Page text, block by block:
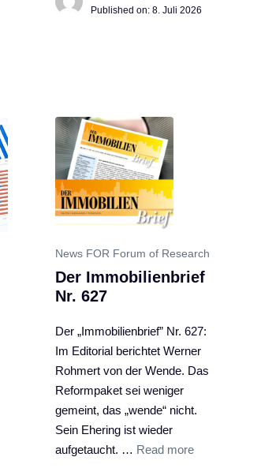
Published on: 8. Juli 2026
News FOR Forum of Research
Der Immobilienbrief
Nr. 627
Der „Immobilienbrief” Nr. 627:
Im Editorial berichtet Werner
Rohmert von der Wende. Das
Reformpaket sei weniger
gemeint, das „wende“ nicht.
Sein Ehering ist wieder
aufgetaucht. … Read more